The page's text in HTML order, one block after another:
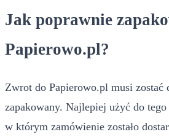
Jak poprawnie
Papierowo.pl?
Zwrot do Papierowo.pl musi zostać
zapakowany. Najlepiej użyć do tego
w którym zamówienie zostało